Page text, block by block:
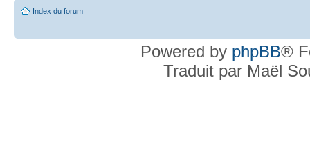
Index du forum
Powered by phpBB®
Traduit par Maël